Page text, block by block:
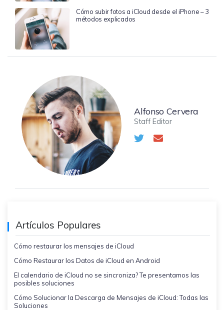
Cómo subir fotos a iCloud desde el iPhone – 3
métodos explicados
Alfonso Cervera
Staff Editor
Artículos Populares
Cómo restaurar los mensajes de iCloud
Cómo Restaurar los Datos de iCloud en Android
El calendario de iCloud no se sincroniza? Te presentamos las
posibles soluciones
Cómo Solucionar la Descarga de Mensajes de iCloud: Todas las
Soluciones